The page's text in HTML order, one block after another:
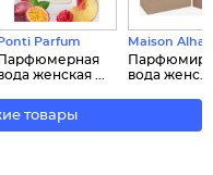
Ponti Parfum
Парфюмерная
женская ...
Maison
вода женс...
товары